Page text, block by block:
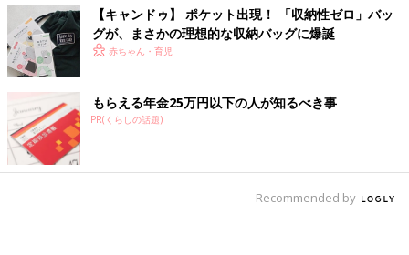
【キャンドゥ】 ポケット出現！ 「収納性ゼロ」バッ
グが、まさかの理想的な収納バッグに爆誕
赤ちゃん・育児
もらえる年金25万円以下の人が知るべき事
PR(くらしの話題)
Recommended by